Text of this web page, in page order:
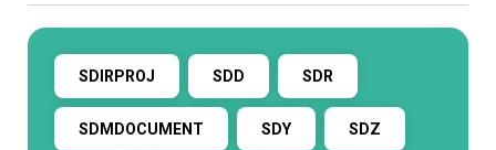
SDIRPROJ SDD SDR
SDMDOCUMENT SDY SDZ